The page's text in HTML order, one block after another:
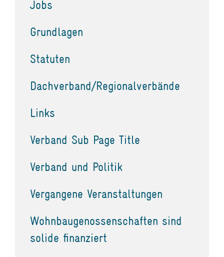
Jobs
Grundlagen
Statuten
Dachverband/Regionalverbände
Links
Verband Sub Page Title
Verband und Politik
Vergangene Veranstaltungen
Wohnbaugenossenschaften sind
solide finanziert